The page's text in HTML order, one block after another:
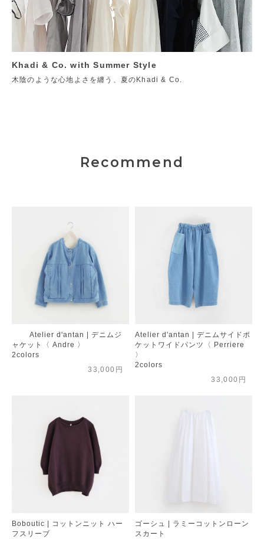
Khadi & Co. with Summer Style
木陰のような心地よさを纏う、夏のKhadi & Co.
Recommend
Atelier d'antan | デニムジ
ャケット〈 Andre 〉
2colors
33,000円
Atelier d'antan | デニムサイドポ
ケットワイドパンツ〈 Perriere
〉
2colors
33,000円
Boboutic | コットンニット ハー
フスリーブ
ゴーシュ | ラミーコットンローン
スカート